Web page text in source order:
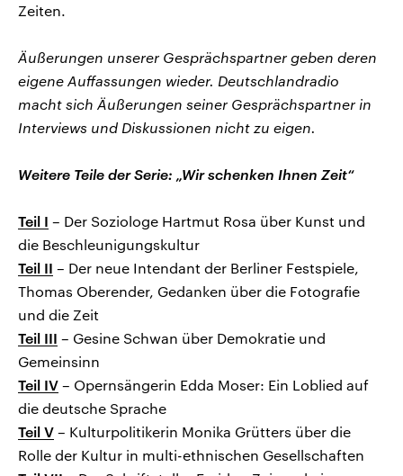
Zeiten.
Äußerungen unserer Gesprächspartner geben deren
eigene Auffassungen wieder. Deutschlandradio
macht sich Äußerungen seiner Gesprächspartner in
Interviews und Diskussionen nicht zu eigen.
Weitere Teile der Serie: „Wir schenken Ihnen Zeit“
Teil I – Der Soziologe Hartmut Rosa über Kunst und
die Beschleunigungskultur
Teil II – Der neue Intendant der Berliner Festspiele,
Thomas Oberender, Gedanken über die Fotografie
und die Zeit
Teil III – Gesine Schwan über Demokratie und
Gemeinsinn
Teil IV – Opernsängerin Edda Moser: Ein Loblied auf
die deutsche Sprache
Teil V – Kulturpolitikerin Monika Grütters über die
Rolle der Kultur in multi-ethnischen Gesellschaften